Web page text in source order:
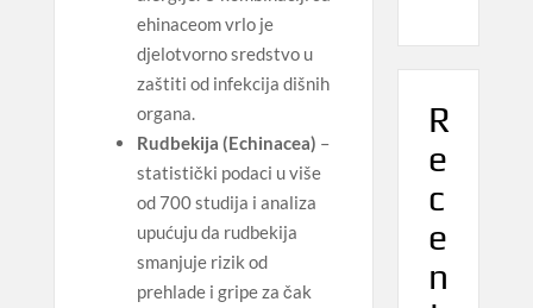
ehinaceom vrlo je
djelotvorno sredstvo u
zaštiti od infekcija dišnih
organa.
Rudbekija (Echinacea) –
statistički podaci u više
od 700 studija i analiza
upućuju da rudbekija
smanjuje rizik od
prehlade i gripe za čak
R
e
c
e
n